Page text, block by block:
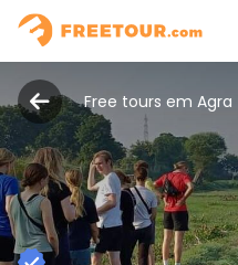
Free tours em Agra